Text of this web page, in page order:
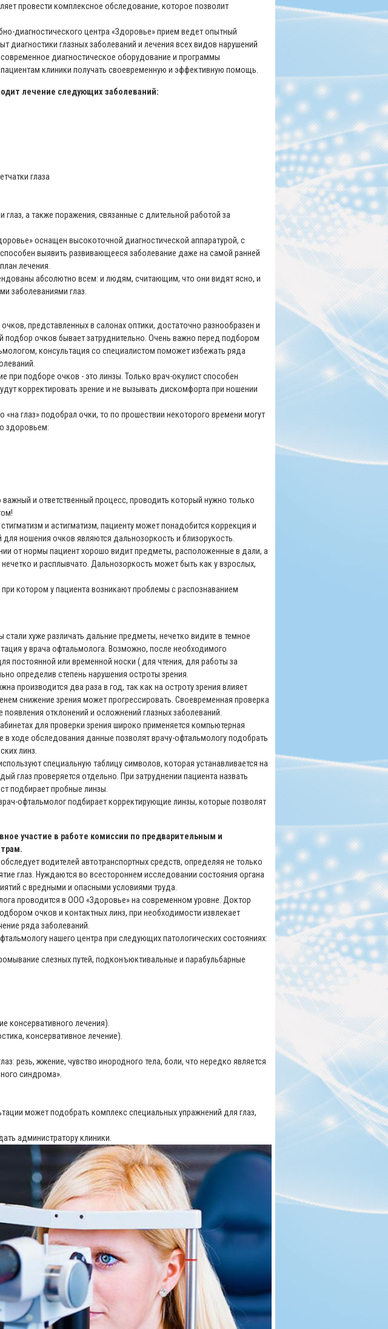
провести комплексное обследование, которое позволит
диагностического центра «Здоровье» прием ведет опытный
диагностики глазных заболеваний и лечения всех видов нарушений
диагностическое оборудование и программы
клиники получать своевременную и эффективную помощь.
лечение следующих заболеваний:
глаза
глаз, а также поражения, связанные с длительной работой за
оснащен высокоточной диагностической аппаратурой, с
выявить развивающееся заболевание даже на самой ранней
лечения.
абсолютно всем: и людям, считающим, что они видят ясно, и
заболеваниями глаз.
представленных в салонах оптики, достаточно разнообразен и
подбор очков бывает затруднительно. Очень важно перед подбором
консультация со специалистом поможет избежать ряда
при подборе очков - это линзы. Только врач-окулист способен
корректировать зрение и не вызывать дискомфорта при ношении
«на глаз» подобрал очки, то по прошествии некоторого времени могут
здоровьем:
и ответственный процесс, проводить который нужно только
и астигматизм, пациенту может понадобится коррекция и
ношения очков являются дальнозоркость и близорукость.
от нормы пациент хорошо видит предметы, расположенные в дали, а
и расплывчато. Дальнозоркость может быть как у взрослых,
котором у пациента возникают проблемы с распознаванием
стали хуже различать дальние предметы, нечетко видите в темное
у врача офтальмолога. Возможно, после необходимого
постоянной или временной носки ( для чтения, для работы за
определив степень нарушения остроты зрения.
производится два раза в год, так как на остроту зрения влияет
снижение зрения может прогрессировать. Своевременная проверка
отклонений и осложнений глазных заболеваний.
для проверки зрения широко применяется компьютерная
в ходе обследования данные позволят врачу-офтальмологу подобрать
линз.
специальную таблицу символов, которая устанавливается на
глаз проверяется отдельно. При затруднении пациента назвать
подбирает пробные линзы.
офтальмолог подбирает корректирующие линзы, которые позволят
участие в работе комиссии по предварительным и
водителей автотранспортных средств, определяя не только
глаз. Нуждаются во всестороннем исследовании состояния органа
с вредными и опасными условиями труда.
проводится в ООО «Здоровье» на современном уровне. Доктор
очков и контактных линз, при необходимости извлекает
ряда заболеваний.
нашего центра при следующих патологических состояниях:
слезных путей, подконъюктивальные и парабульбарные
консервативного лечения).
консервативное лечение).
резь, жжение, чувство инородного тела, боли, что нередко является
синдрома».
может подобрать комплекс специальных упражнений для глаз,
администратору клиники.